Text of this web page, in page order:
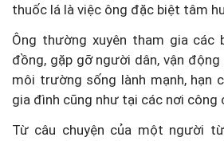
thuốc lá là việc ông đặc biệt tâm
Ông thường xuyên tham gia các
đồng, gặp gỡ người dân, vận
môi trường sống lành mạnh, hạn
gia đình cũng như tại các nơi công
Từ câu chuyện của một người